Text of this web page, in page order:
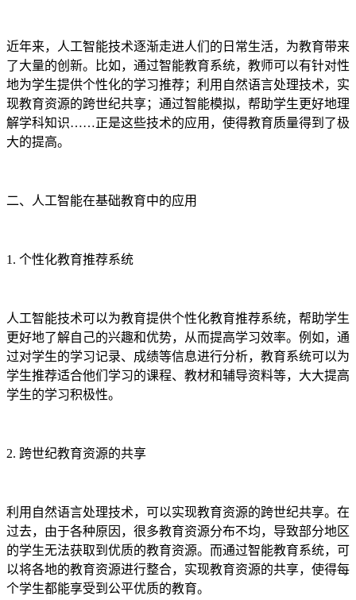
近年来，人工智能技术逐渐走进人们的日常生活，为教育带来
了大量的创新。比如，通过智能教育系统，教师可以有针对性
地为学生提供个性化的学习推荐；利用自然语言处理技术，实
现教育资源的跨世纪共享；通过智能模拟，帮助学生更好地理
解学科知识……正是这些技术的应用，使得教育质量得到了极
大的提高。
二、人工智能在基础教育中的应用
1. 个性化教育推荐系统
人工智能技术可以为教育提供个性化教育推荐系统，帮助学生
更好地了解自己的兴趣和优势，从而提高学习效率。例如，通
过对学生的学习记录、成绩等信息进行分析，教育系统可以为
学生推荐适合他们学习的课程、教材和辅导资料等，大大提高
学生的学习积极性。
2. 跨世纪教育资源的共享
利用自然语言处理技术，可以实现教育资源的跨世纪共享。在
过去，由于各种原因，很多教育资源分布不均，导致部分地区
的学生无法获取到优质的教育资源。而通过智能教育系统，可
以将各地的教育资源进行整合，实现教育资源的共享，使得每
个学生都能享受到公平优质的教育。